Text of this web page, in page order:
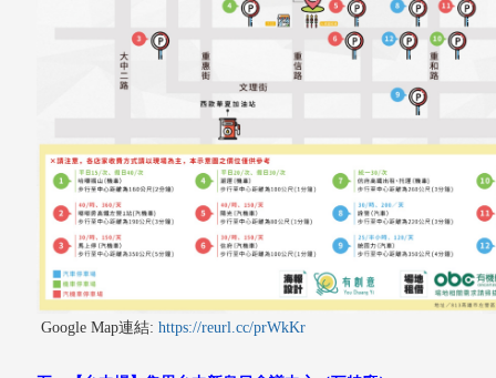
Google Map連結: https://reurl.cc/prWkKr